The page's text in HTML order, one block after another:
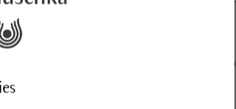
langanhaltende Pflege, zieht schnell ein